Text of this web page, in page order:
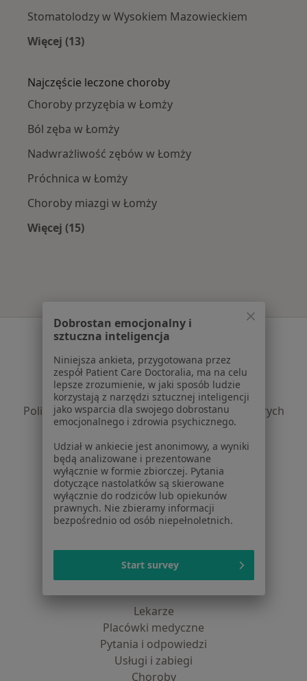
Stomatolodzy w Wysokiem Mazowieckiem
Więcej (13)
Najczęście leczone choroby
Choroby przyzębia w Łomży
Ból zęba w Łomży
Nadwrażliwość zębów w Łomży
Próchnica w Łomży
Choroby miazgi w Łomży
Więcej (15)
Serwis
Regulamin
Polityka prywatności pacjentów
Polityka prywatności profesjonalistów
Polityka prywatności dla profesjonalistów, których
dane pozyskaliśmy samodzielnie
Polityka cookies
Jak działają wyniki wyszukiwania
Dostępność
O nas
Praca Rekrutujemy!
Partnerzy
Kontakt
Dla pacjentów
Lekarze
Placówki medyczne
Pytania i odpowiedzi
Usługi i zabiegi
Choroby
Dobrostan emocjonalny i
sztuczna inteligencja
Niniejsza ankieta, przygotowana przez
zespół Patient Care Doctoralia, ma na celu
lepsze zrozumienie, w jaki sposób ludzie
korzystają z narzędzi sztucznej inteligencji
jako wsparcia dla swojego dobrostanu
emocjonalnego i zdrowia psychicznego.
Udział w ankiecie jest anonimowy, a wyniki
będą analizowane i prezentowane
wyłącznie w formie zbiorczej. Pytania
dotyczące nastolatków są skierowane
wyłącznie do rodziców lub opiekunów
prawnych. Nie zbieramy informacji
bezpośrednio od osób niepełnoletnich.
Start survey